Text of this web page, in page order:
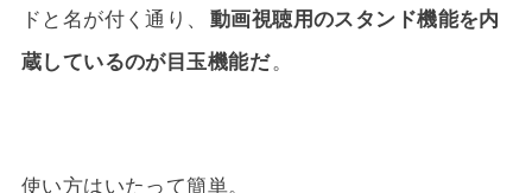
ドと名が付く通り、
動画視聴用のスタンド機能を内
蔵しているのが目玉機能だ。
使い方はいたって簡単。